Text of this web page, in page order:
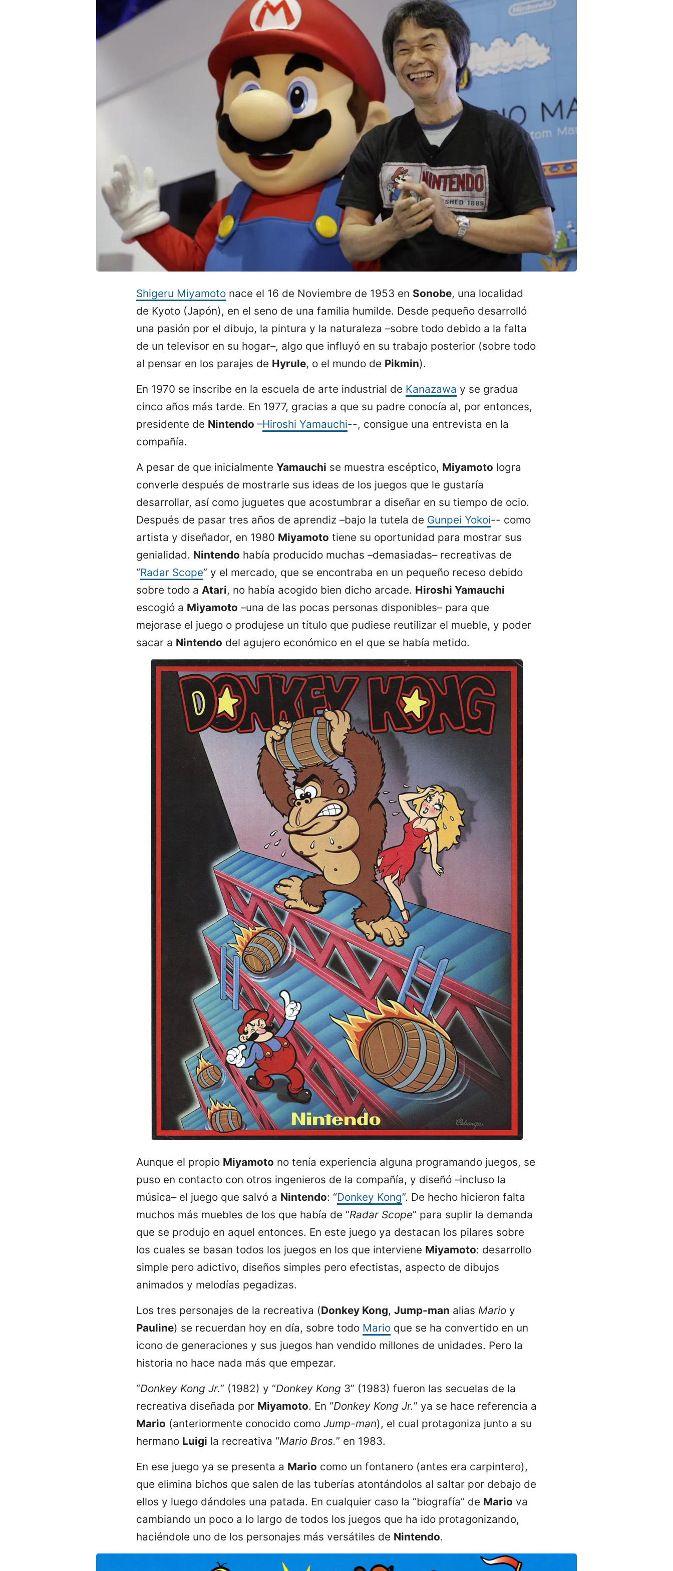
Shigeru Miyamoto nace el 16 de Noviembre de 1953 en Sonobe, una localidad
de Kyoto (Japón), en el seno de una familia humilde. Desde pequeño desarrolló
una pasión por el dibujo, la pintura y la naturaleza –sobre todo debido a la falta
de un televisor en su hogar–, algo que influyó en su trabajo posterior (sobre todo
al pensar en los parajes de Hyrule, o el mundo de Pikmin).
En 1970 se inscribe en la escuela de arte industrial de Kanazawa y se gradua
cinco años más tarde. En 1977, gracias a que su padre conocía al, por entonces,
presidente de Nintendo –Hiroshi Yamauchi--, consigue una entrevista en la
compañía.
A pesar de que inicialmente Yamauchi se muestra escéptico, Miyamoto logra
converle después de mostrarle sus ideas de los juegos que le gustaría
desarrollar, así como juguetes que acostumbrar a diseñar en su tiempo de ocio.
Después de pasar tres años de aprendiz –bajo la tutela de Gunpei Yokoi-- como
artista y diseñador, en 1980 Miyamoto tiene su oportunidad para mostrar sus
genialidad. Nintendo había producido muchas –demasiadas– recreativas de
“Radar Scope” y el mercado, que se encontraba en un pequeño receso debido
sobre todo a Atari, no había acogido bien dicho arcade. Hiroshi Yamauchi
escogió a Miyamoto –una de las pocas personas disponibles– para que
mejorase el juego o produjese un título que pudiese reutilizar el mueble, y poder
sacar a Nintendo del agujero económico en el que se había metido.
Aunque el propio Miyamoto no tenía experiencia alguna programando juegos, se
puso en contacto con otros ingenieros de la compañía, y diseñó –incluso la
música– el juego que salvó a Nintendo: “Donkey Kong”. De hecho hicieron falta
muchos más muebles de los que había de “Radar Scope” para suplir la demanda
que se produjo en aquel entonces. En este juego ya destacan los pilares sobre
los cuales se basan todos los juegos en los que interviene Miyamoto: desarrollo
simple pero adictivo, diseños simples pero efectistas, aspecto de dibujos
animados y melodías pegadizas.
Los tres personajes de la recreativa (Donkey Kong, Jump-man alias Mario y
Pauline) se recuerdan hoy en día, sobre todo Mario que se ha convertido en un
icono de generaciones y sus juegos han vendido millones de unidades. Pero la
historia no hace nada más que empezar.
“Donkey Kong Jr.” (1982) y “Donkey Kong 3” (1983) fueron las secuelas de la
recreativa diseñada por Miyamoto. En “Donkey Kong Jr.” ya se hace referencia a
Mario (anteriormente conocido como Jump-man), el cual protagoniza junto a su
hermano Luigi la recreativa “Mario Bros.” en 1983.
En ese juego ya se presenta a Mario como un fontanero (antes era carpintero),
que elimina bichos que salen de las tuberías atontándolos al saltar por debajo de
ellos y luego dándoles una patada. En cualquier caso la “biografía” de Mario va
cambiando un poco a lo largo de todos los juegos que ha ido protagonizando,
haciéndole uno de los personajes más versátiles de Nintendo.